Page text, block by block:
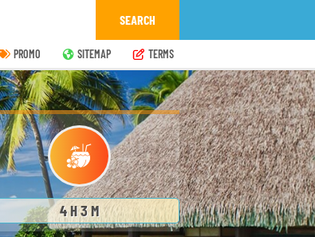
PROMO SITEMAP TERMS
4 H 3 M